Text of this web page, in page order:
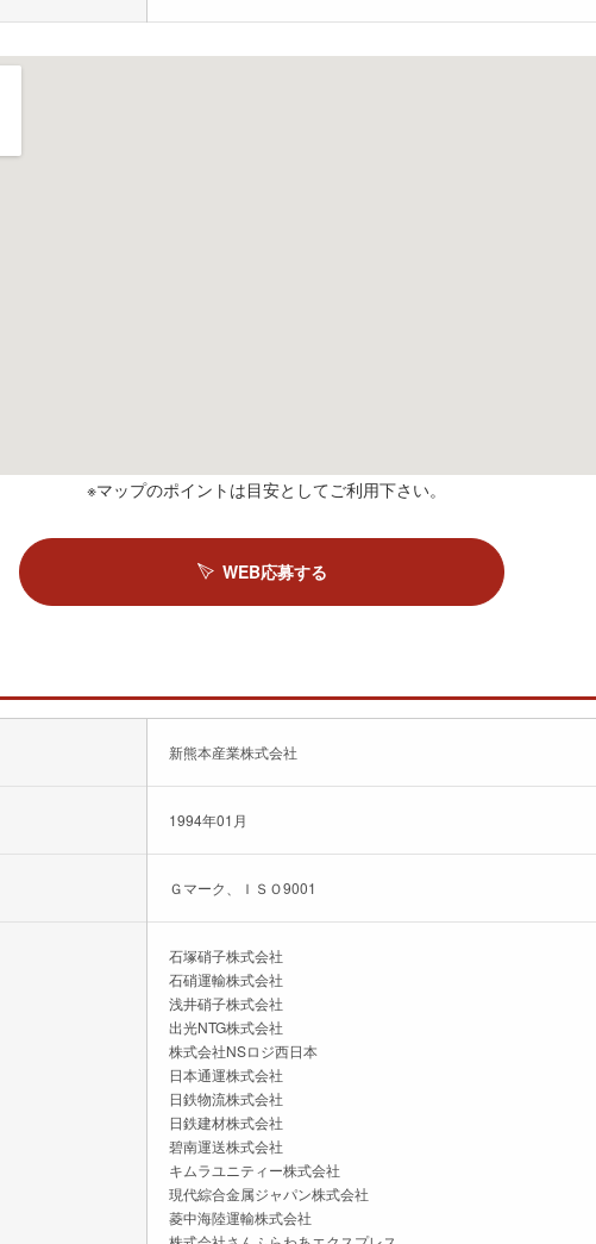
※マップのポイントは目安としてご利用下さい。
WEB応募する
新熊本産業株式会社
1994年01月
Ｇマーク、ＩＳＯ9001
石塚硝子株式会社
石硝運輸株式会社
浅井硝子株式会社
出光NTG株式会社
株式会社NSロジ西日本
日本通運株式会社
日鉄物流株式会社
日鉄建材株式会社
碧南運送株式会社
キムラユニティー株式会社
現代綜合金属ジャパン株式会社
菱中海陸運輸株式会社